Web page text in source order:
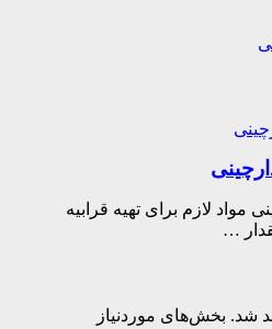
لازم برای تهیه قرابیه
…
بخش‌های موردنیاز